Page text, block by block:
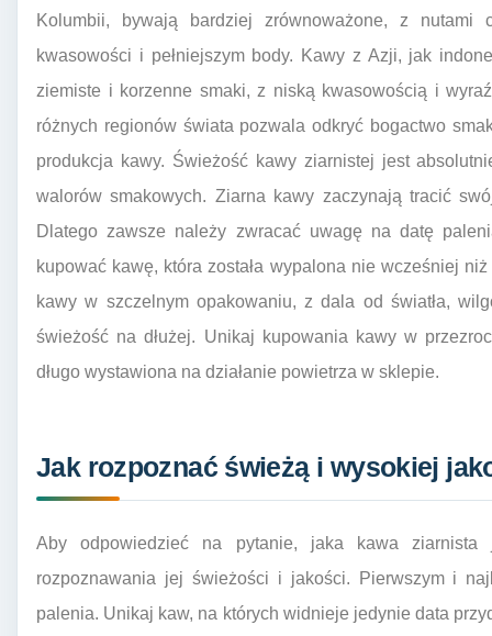
Kolumbii, bywają bardziej zrównoważone, z
kwasowości i pełniejszym body. Kawy z Azji, jak
ziemiste i korzenne smaki, z niską kwasowością i
różnych regionów świata pozwala odkryć bogactwo
produkcja kawy. Świeżość kawy ziarnistej jest
walorów smakowych. Ziarna kawy zaczynają tracić
Dlatego zawsze należy zwracać uwagę na datę
kupować kawę, która została wypalona nie wcześniej
kawy w szczelnym opakowaniu, z dala od światła,
świeżość na dłużej. Unikaj kupowania kawy w
długo wystawiona na działanie powietrza w sklepie.
Jak rozpoznać świeżą i wysokiej
Aby odpowiedzieć na pytanie, jaka kawa
rozpoznawania jej świeżości i jakości. Pierwszym i
palenia. Unikaj kaw, na których widnieje jedynie data